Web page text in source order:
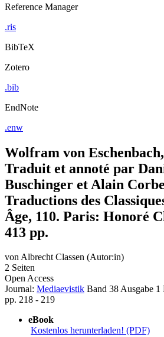
Reference Manager
.ris
BibTeX
Zotero
.bib
EndNote
.enw
Wolfram von
Traduit et annoté par
Buschinger et Alain
Traductions des
Âge, 110. Paris: Honoré
413 pp.
vonAlbrecht Classen (Autor:in)
2 Seiten
Open Access
Journal: Mediaevistik Band 38Ausgabe 1
pp. 218 - 219
eBook
Kostenlos herunterladen! (PDF)